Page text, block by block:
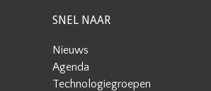
SNEL NAAR
Nieuws
Agenda
Technologiegroepen